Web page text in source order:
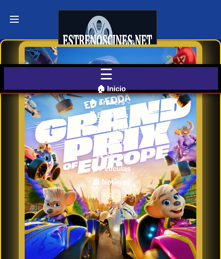
Últimos
🎬 VER
AHORA
Cartelera
de Cine
Próximos
Estrenos
en Cines
Últimos
Tráilers
🏠 Inicio
▶️ Trailers
🎥 Estrenos
🎟️ Cartelera
🔥 Tendencias
📺 Series
🎬 Películas
📰 Noticias
🔍